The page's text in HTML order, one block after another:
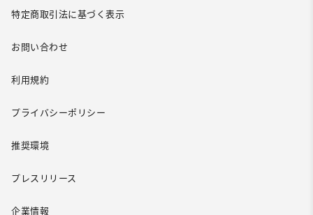
特定商取引法に基づく表示
お問い合わせ
利用規約
プライバシーポリシー
推奨環境
プレスリリース
企業情報